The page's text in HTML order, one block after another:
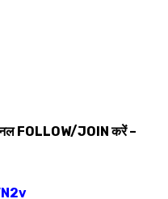
FOLLOW/JOIN करें –